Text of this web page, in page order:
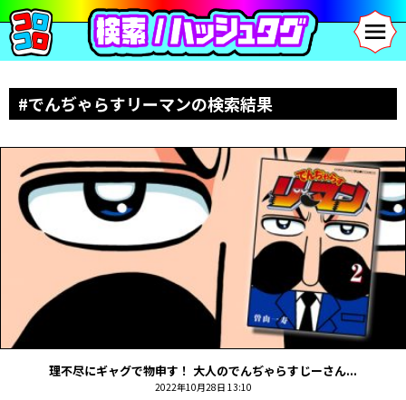
#でんぢゃらすリーマンの検索結果
理不尽にギャグで物申す！ 大人のでんぢゃらすじーさん...
2022年10月28日 13:10